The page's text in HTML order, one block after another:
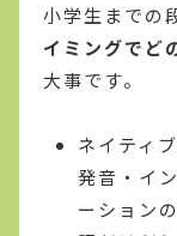
小学生までの
イミングでど
大事です。
ネイティ
発音・イ
ーション